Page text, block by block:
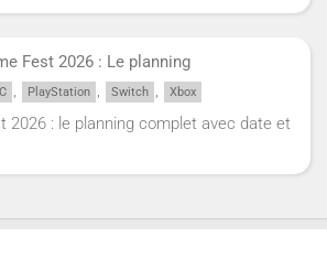
Fest 2026 : Le planning
, PlayStation , Switch , Xbox
2026 : le planning complet avec date et